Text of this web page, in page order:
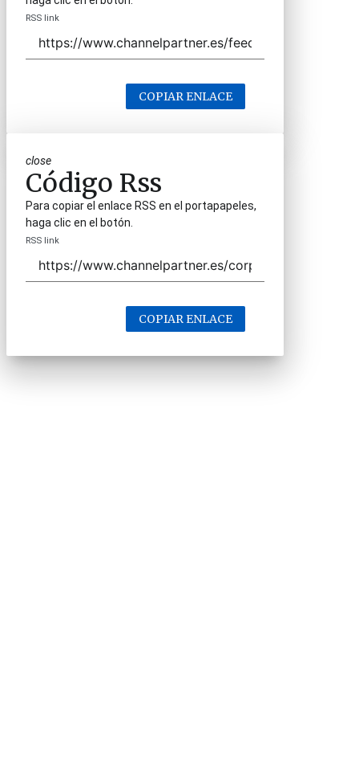
RSS link
COPIAR ENLACE
close
Código Rss
Para copiar el enlace RSS en el portapapeles,
haga clic en el botón.
RSS link
COPIAR ENLACE